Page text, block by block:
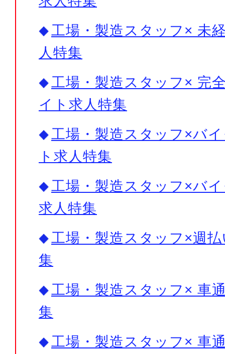
工場・製造スタッフ× 未
人特集
工場・製造スタッフ× 完
イト求人特集
工場・製造スタッフ×バ
ト求人特集
工場・製造スタッフ×バ
求人特集
工場・製造スタッフ×週
集
工場・製造スタッフ× 車
集
工場・製造スタッフ× 車